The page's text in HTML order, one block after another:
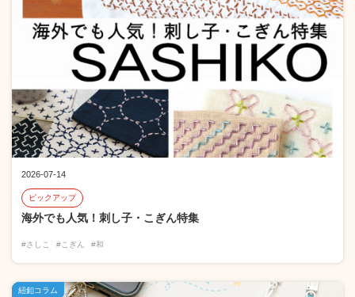
2026-07-14
ピックアップ
海外でも人気！刺し子・こぎん特集
#さしこ #こぎん #和
紐釦コラム